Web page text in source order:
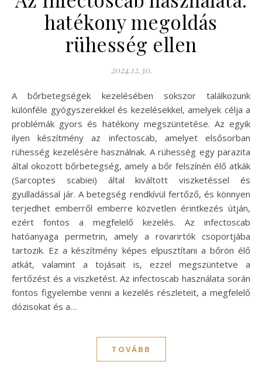
hatékony megoldás
rühesség ellen
2024.12.30.
A bőrbetegségek kezelésében sokszor találkozunk
különféle gyógyszerekkel és kezelésekkel, amelyek célja a
problémák gyors és hatékony megszüntetése. Az egyik
ilyen készítmény az infectoscab, amelyet elsősorban
rühesség kezelésére használnak. A rühesség egy parazita
által okozott bőrbetegség, amely a bőr felszínén élő atkák
(Sarcoptes scabiei) által kiváltott viszketéssel és
gyulladással jár. A betegség rendkívül fertőző, és könnyen
terjedhet emberről emberre közvetlen érintkezés útján,
ezért fontos a megfelelő kezelés. Az infectoscab
hatóanyaga permetrin, amely a rovarirtók csoportjába
tartozik. Ez a készítmény képes elpusztítani a bőrön élő
atkát, valamint a tojásait is, ezzel megszüntetve a
fertőzést és a viszketést. Az infectoscab használata során
fontos figyelembe venni a kezelés részleteit, a megfelelő
dózisokat és a…
TOVÁBB